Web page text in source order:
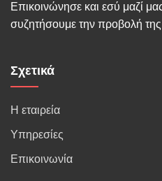
Επικοινώνησε και εσύ μαζί
συζητήσουμε την προβολή της
Σχετικά
Η εταιρεία
Υπηρεσίες
Επικοινωνία